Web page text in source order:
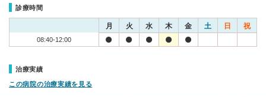
診療時間
月 火 水 木 金 土 日 祝
08:40-12:00
治療実績
この病院の治療実績を見る